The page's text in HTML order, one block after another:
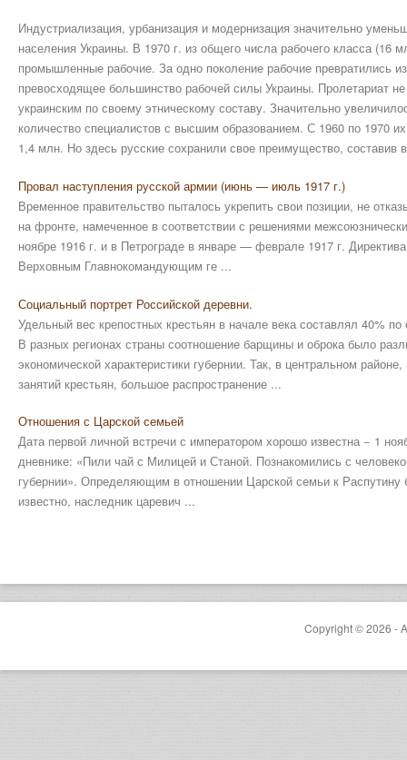
Индустриализация, урбанизация и модернизация значительно
населения Украины. В 1970 г. из общего числа рабочего класса (16
промышленные рабочие. За одно поколение рабочие превратились
превосходящее большинство рабочей силы Украины. Пролетариат
украинским по своему этническому составу. Значительно
количество специалистов с высшим образованием. С 1960 по 1970
1,4 млн. Но здесь русские сохранили свое преимущество, составив
Провал наступления русской армии (июнь — июль 1917 г.)
Временное правительство пыталось укрепить свои позиции, не
на фронте, намеченное в соответствии с решениями
ноябре 1916 г. и в Петрограде в январе — феврале 1917 г.
Верховным Главнокомандующим ге ...
Социальный портрет Российской деревни.
Удельный вес крепостных крестьян в начале века составлял 40%
В разных регионах страны соотношение барщины и оброка было
экономической характеристики губернии. Так, в центральном
занятий крестьян, большое распространение ...
Отношения с Царской семьей
Дата первой личной встречи с императором хорошо известна − 1
дневнике: «Пили чай с Милицей и Станой. Познакомились с
губернии». Определяющим в отношении Царской семьи к Распутину
известно, наследник царевич ...
Copyright © 2026 -